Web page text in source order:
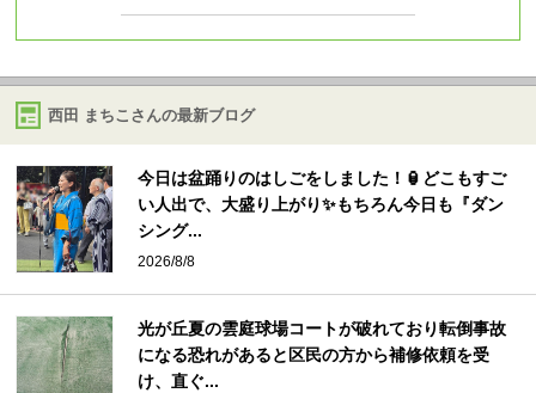
西田 まちこさんの最新ブログ
今日は盆踊りのはしごをしました！🏮どこもすご
い人出で、大盛り上がり✨もちろん今日も『ダン
シング...
2026/8/8
光が丘夏の雲庭球場コートが破れており転倒事故
になる恐れがあると区民の方から補修依頼を受
け、直ぐ...